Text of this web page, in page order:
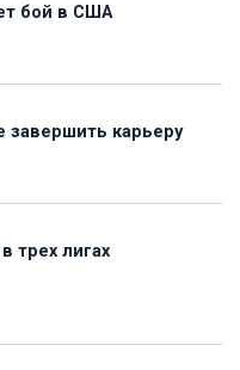
бой в США
завершить карьеру
трех лигах